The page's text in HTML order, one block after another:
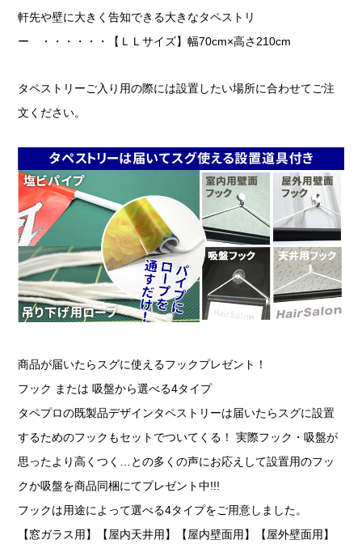
軒先や壁に大きく告知できる大きなタペストリ
ー ・・・・・・【ＬＬサイズ】幅70cm×高さ210cm
タペストリーご入り用の際には設置したい場所に合わせてご注
文ください。
商品が届いたらスグに使えるフックプレゼント！
フック または 吸盤から選べる4タイプ
タペプロの既製品デザインタペストリーは届いたらスグに設置
するためのフックもセットでついてくる！ 実際フック・吸盤が
思ったより高くつく…との多くの声にお応えして設置用のフッ
クか吸盤を商品同梱にてプレゼント中!!!
フックは用途によって選べる4タイプをご用意しました。
【窓ガラス用】【屋内天井用】【屋内壁面用】【屋外壁面用】